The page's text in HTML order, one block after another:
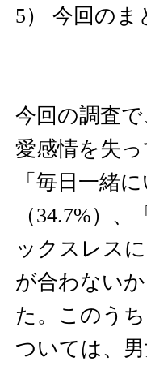
5） 今回のま
今回の調査
愛感情を失
「毎日一緒
（34.7%）
ックスレス
が合わない
た。このう
ついては、